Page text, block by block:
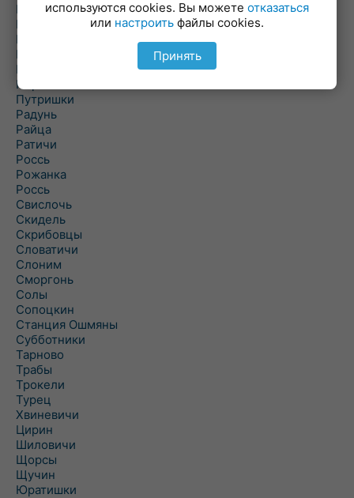
Пограничный
Подлабенье
Подольцы
Подороск
Поречье
Порозово
Путришки
Радунь
Райца
Ратичи
Роcсь
Рожанка
Россь
Свислочь
Скидель
Скрибовцы
Словатичи
Слоним
Сморгонь
Солы
Сопоцкин
Станция Ошмяны
Субботники
Тарново
Трабы
Трокели
Турец
Хвиневичи
Цирин
Шиловичи
Щорсы
Щучин
Юратишки
используются cookies. Вы можете отказаться
или настроить файлы cookies.
Принять